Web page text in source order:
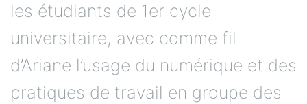
les étudiants de 1er cycle
universitaire, avec comme fil
d’Ariane l’usage du numérique et des
pratiques de travail en groupe des